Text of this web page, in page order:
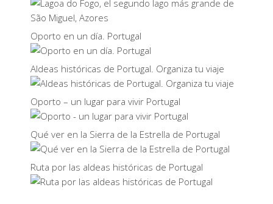
Oporto en un día. Portugal
Aldeas históricas de Portugal. Organiza tu viaje
Oporto – un lugar para vivir Portugal
Qué ver en la Sierra de la Estrella de Portugal
Ruta por las aldeas históricas de Portugal